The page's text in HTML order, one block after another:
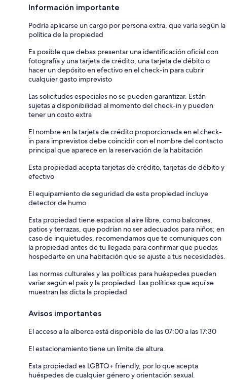
Información importante
Podría aplicarse un cargo por persona extra, que varía según la
política de la propiedad
Es posible que debas presentar una identificación oficial con
fotografía y una tarjeta de crédito, una tarjeta de débito o
hacer un depósito en efectivo en el check-in para cubrir
cualquier gasto imprevisto
Las solicitudes especiales no se pueden garantizar. Están
sujetas a disponibilidad al momento del check-in y pueden
tener un costo extra
El nombre en la tarjeta de crédito proporcionada en el check-
in para imprevistos debe coincidir con el nombre del contacto
principal que aparece en la reservación de la habitación
Esta propiedad acepta tarjetas de crédito, tarjetas de débito y
efectivo
El equipamiento de seguridad de esta propiedad incluye
detector de humo
Esta propiedad tiene espacios al aire libre, como balcones,
patios y terrazas, que podrían no ser adecuados para niños; en
caso de inquietudes, recomendamos que te comuniques con
la propiedad antes de tu llegada para confirmar que puedas
hospedarte en una habitación que se ajuste a tus necesidades.
Las normas culturales y las políticas para huéspedes pueden
variar según el país y la propiedad. Las políticas que aquí se
muestran las dicta la propiedad
Avisos importantes
El acceso a la alberca está disponible de las 07:00 a las 17:30
El estacionamiento tiene un límite de altura.
Esta propiedad es LGBTQ+ friendly, por lo que acepta
huéspedes de cualquier género y orientación sexual.